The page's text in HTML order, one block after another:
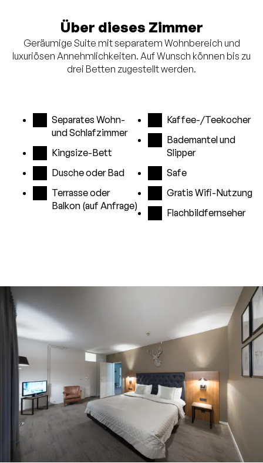
Über dieses Zimmer
Geräumige Suite mit separatem Wohnbereich und
luxuriösen Annehmlichkeiten. Auf Wunsch können bis zu
drei Betten zugestellt werden.
Separates Wohn-
und Schlafzimmer
Kingsize-Bett
Dusche oder Bad
Terrasse oder
Balkon (auf Anfrage)
Kaffee-/Teekocher
Bademantel und
Slipper
Safe
Gratis Wifi-Nutzung
Flachbildfernseher